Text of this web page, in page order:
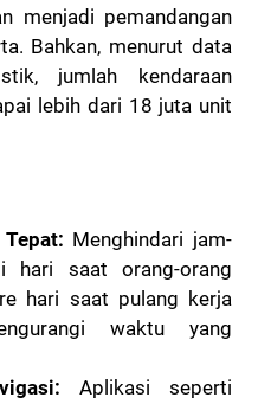
menjadi pemandangan
Bahkan, menurut data
jumlah kendaraan
lebih dari 18 juta unit
Menghindari jam-
hari saat orang-orang
hari saat pulang kerja
waktu yang
Aplikasi seperti